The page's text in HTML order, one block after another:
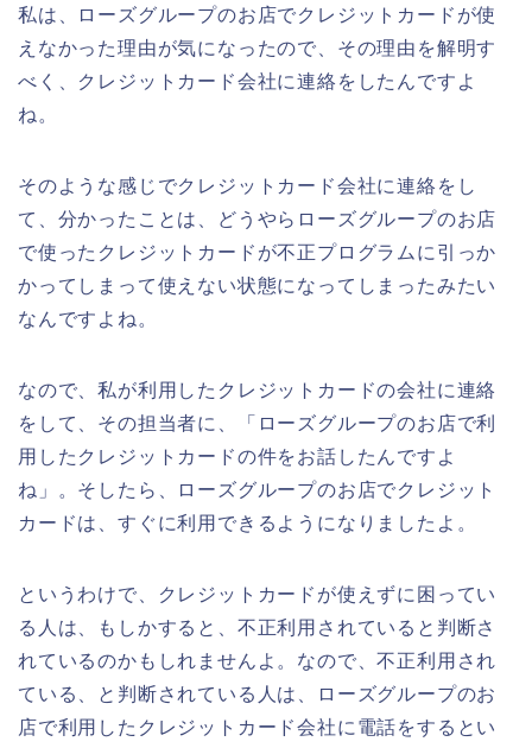
私は、ローズグループのお店でクレジットカードが使
えなかった理由が気になったので、その理由を解明す
べく、クレジットカード会社に連絡をしたんですよ
ね。
そのような感じでクレジットカード会社に連絡をし
て、分かったことは、どうやらローズグループのお店
で使ったクレジットカードが不正プログラムに引っか
かってしまって使えない状態になってしまったみたい
なんですよね。
なので、私が利用したクレジットカードの会社に連絡
をして、その担当者に、「ローズグループのお店で利
用したクレジットカードの件をお話したんですよ
ね」。そしたら、ローズグループのお店でクレジット
カードは、すぐに利用できるようになりましたよ。
というわけで、クレジットカードが使えずに困ってい
る人は、もしかすると、不正利用されていると判断さ
れているのかもしれませんよ。なので、不正利用され
ている、と判断されている人は、ローズグループのお
店で利用したクレジットカード会社に電話をするとい